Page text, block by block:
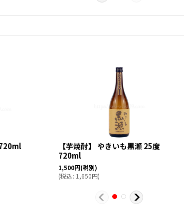
【芋焼酎】 やきいも黒瀬 25度
720ml
1,500円(税別)
(税込: 1,650円)